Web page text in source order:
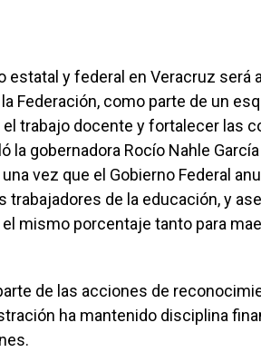
estatal y federal en Veracruz será
Federación, como parte de un
trabajo docente y fortalecer las
la gobernadora Rocío Nahle
vez que el Gobierno Federal
de la educación, y
mismo porcentaje tanto para
de las acciones de
ha mantenido disciplina